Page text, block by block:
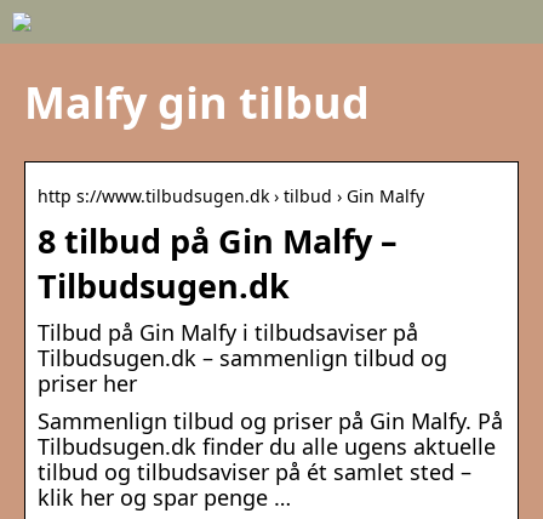
Malfy gin tilbud
http s://www.tilbudsugen.dk › tilbud › Gin Malfy
8 tilbud på Gin Malfy –
Tilbudsugen.dk
Tilbud på Gin Malfy i tilbudsaviser på
Tilbudsugen.dk – sammenlign tilbud og
priser her
Sammenlign tilbud og priser på Gin Malfy. På
Tilbudsugen.dk finder du alle ugens aktuelle
tilbud og tilbudsaviser på ét samlet sted –
klik her og spar penge …